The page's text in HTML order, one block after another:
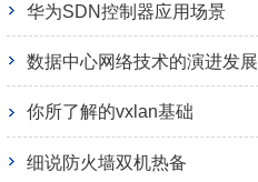
华为SDN控制器应用场景
数据中心网络技术的演进发展
你所了解的vxlan基础
细说防火墙双机热备